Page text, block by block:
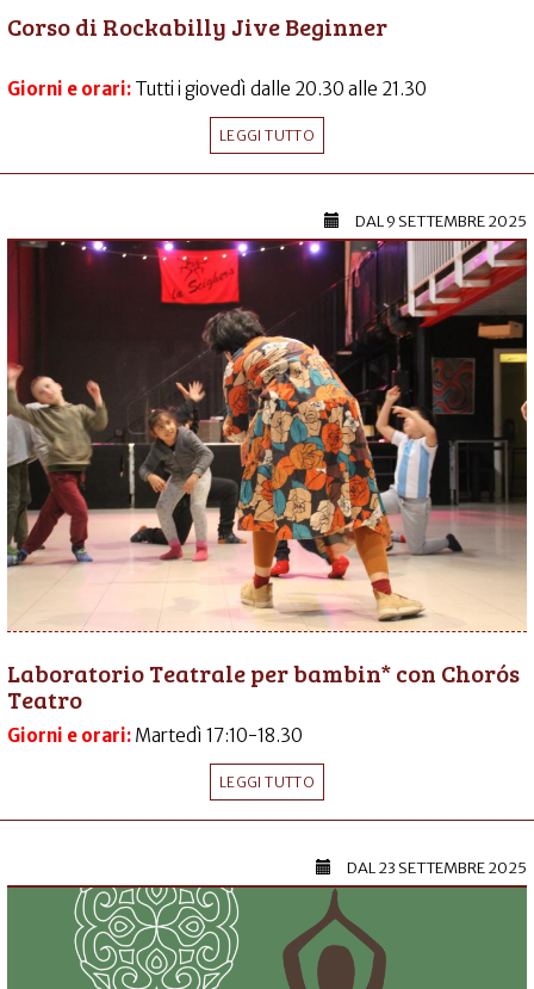
Corso di Rockabilly Jive Beginner
Giorni e orari: Tutti i giovedì dalle 20.30 alle 21.30
LEGGI TUTTO
DAL9 SETTEMBRE 2025
Laboratorio Teatrale per bambin* con Chorós
Teatro
Giorni e orari: Martedì 17:10-18.30
LEGGI TUTTO
DAL23 SETTEMBRE 2025